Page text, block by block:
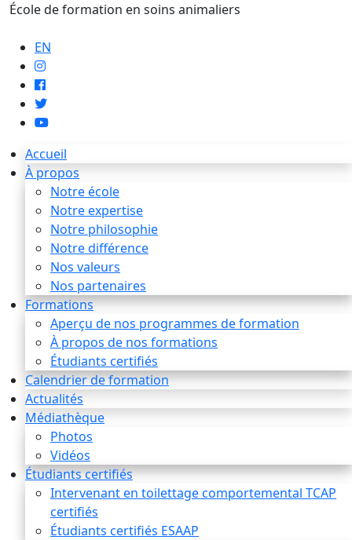
École de formation en soins animaliers
EN
Accueil
À propos
Notre école
Notre expertise
Notre philosophie
Notre différence
Nos valeurs
Nos partenaires
Formations
Aperçu de nos programmes de formation
À propos de nos formations
Étudiants certifiés
Calendrier de formation
Actualités
Médiathèque
Photos
Vidéos
Étudiants certifiés
Intervenant en toilettage comportemental TCAP
certifiés
Étudiants certifiés ESAAP